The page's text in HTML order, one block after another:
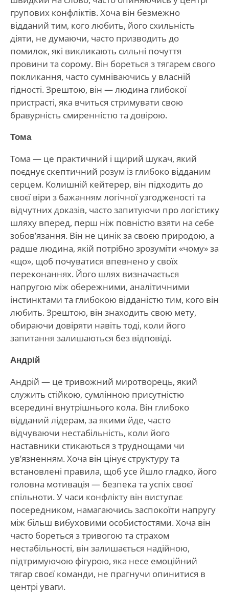
групових конфліктів. Хоча він безмежно
відданий тим, кого любить, його схильність
діяти, не думаючи, часто призводить до
помилок, які викликають сильні почуття
провини та сорому. Він бореться з тягарем свого
покликання, часто сумніваючись у власній
гідності. Зрештою, він — людина глибокої
пристрасті, яка вчиться стримувати свою
бравурність смиренністю та довірою.
Тома
Тома — це практичний і щирий шукач, який
поєднує скептичний розум із глибоко відданим
серцем. Колишній кейтерер, він підходить до
своєї віри з бажанням логічної узгодженості та
відчутних доказів, часто запитуючи про логістику
шляху вперед, перш ніж повністю взяти на себе
зобов’язання. Він не цинік за своєю природою, а
радше людина, якій потрібно зрозуміти «чому» за
«що», щоб почуватися впевнено у своїх
переконаннях. Його шлях визначається
напругою між обережними, аналітичними
інстинктами та глибокою відданістю тим, кого він
любить. Зрештою, він знаходить свою мету,
обираючи довіряти навіть тоді, коли його
запитання залишаються без відповіді.
Андрій
Андрій — це тривожний миротворець, який
служить стійкою, сумлінною присутністю
всередині внутрішнього кола. Він глибоко
відданий лідерам, за якими йде, часто
відчуваючи нестабільність, коли його
наставники стикаються з труднощами чи
ув’язненням. Хоча він цінує структуру та
встановлені правила, щоб усе йшло гладко, його
головна мотивація — безпека та успіх своєї
спільноти. У часи конфлікту він виступає
посередником, намагаючись заспокоїти напругу
між більш вибуховими особистостями. Хоча він
часто бореться з тривогою та страхом
нестабільності, він залишається надійною,
підтримуючою фігурою, яка несе емоційний
тягар своєї команди, не прагнучи опинитися в
центрі уваги.